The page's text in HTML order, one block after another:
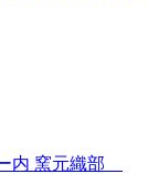
内 窯元織部